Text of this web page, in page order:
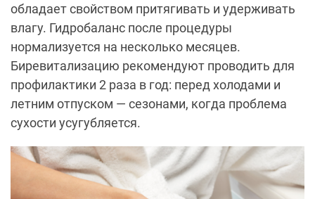
обладает свойством притягивать и удерживать
влагу. Гидробаланс после процедуры
нормализуется на несколько месяцев.
Биревитализацию рекомендуют проводить для
профилактики 2 раза в год: перед холодами и
летним отпуском — сезонами, когда проблема
сухости усугубляется.